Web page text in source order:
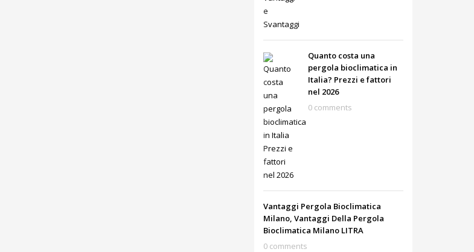
Quanto costa una
pergola bioclimatica in
Italia? Prezzi e fattori
nel 2026
0 comments
Vantaggi Pergola Bioclimatica
Milano, Vantaggi Della Pergola
Bioclimatica Milano LITRA
0 comments